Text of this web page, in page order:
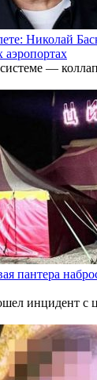
Николай
аэропортах
—
пантера
инцидент с